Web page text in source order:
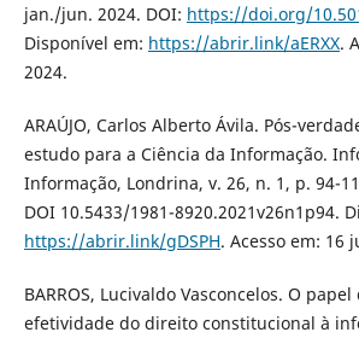
jan./jun. 2024. DOI: https://doi.org/
Disponível em: https://abrir.link/aERXX.
2024.
ARAÚJO, Carlos Alberto Ávila. Pós-
estudo para a Ciência da Informação.
Informação, Londrina, v. 26, n. 1, p. 94-
DOI 10.5433/1981-8920.2021v26n1p94.
https://abrir.link/gDSPH. Acesso em: 16
BARROS, Lucivaldo Vasconcelos. O
efetividade do direito constitucional à